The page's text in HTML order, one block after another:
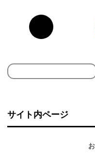
検
サイト内ページ